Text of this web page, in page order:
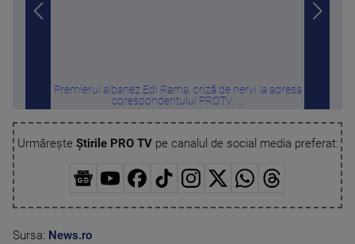
Premierul albanez Edi Rama, criză de nervi la adresa
corespondentului PROTV: ...
Urmărește Știrile PRO TVpe canalul de social media preferat:
Sursa: News.ro